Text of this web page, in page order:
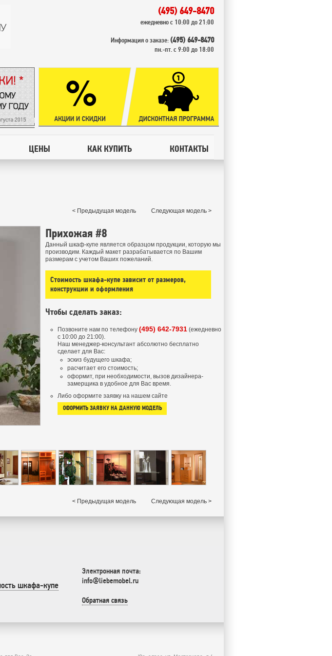
(495) 649-8470
ежедневно с 10:00 до 21:00
Информация о заказе:(495) 649-8470
пн.-пт. с 9:00 до 18:00
ЦЕНЫ КАК КУПИТЬ КОНТАКТЫ
< Предыдущая модель Следующая модель >
Прихожая #8
Данный шкаф-купе является образцом продукции, которую мы
производим. Каждый макет разрабатывается по Вашим
размерам с учетом Ваших пожеланий.
Стоимость шкафа-купе зависит от размеров,
конструкции и оформления
Чтобы сделать заказ:
Позвоните нам по телефону (495) 642-7931 (ежедневно
с 10:00 до 21:00).
Наш менеджер-консультант абсолютно бесплатно
сделает для Вас:
эскиз будущего шкафа;
расчитает его стоимость;
оформит, при необходимости, вызов дизайнера-
замерщика в удобное для Вас время.
Либо оформите заявку на нашем сайте
ОФОРМИТЬ ЗАЯВКУ НА ДАННУЮ МОДЕЛЬ
< Предыдущая модель Следующая модель >
шкафа-купе
Электронная почта:
info@liebemobel.ru
Обратная связь